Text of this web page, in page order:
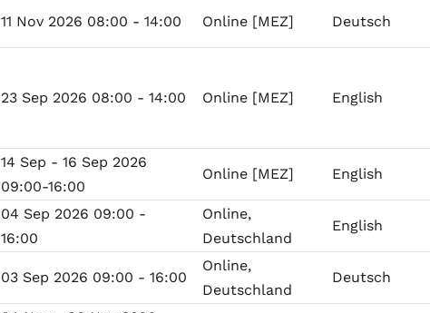
11 Nov 2026 08:00 - 14:00 Online [MEZ] Deutsch
23 Sep 2026 08:00 - 14:00 Online [MEZ] English
14 Sep - 16 Sep 2026
09:00-16:00
Online [MEZ] English
04 Sep 2026 09:00 -
16:00
Online,
Deutschland
English
03 Sep 2026 09:00 - 16:00
Online,
Deutschland
Deutsch